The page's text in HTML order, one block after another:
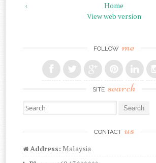
‹
Home
View web version
FOLLOW me
SITE search
Search for:
CONTACT us
Address: Malaysia